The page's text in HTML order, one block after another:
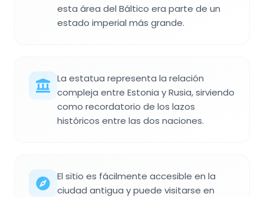
esta área del Báltico era parte de un
estado imperial más grande.
La estatua representa la relación
compleja entre Estonia y Rusia, sirviendo
como recordatorio de los lazos
históricos entre las dos naciones.
El sitio es fácilmente accesible en la
ciudad antigua y puede visitarse en